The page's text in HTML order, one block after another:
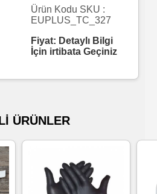
Ürün Kodu SKU :
EUPLUS_TC_327
Fiyat: Detaylı Bilgi
İçin irtibata Geçiniz
ÜRÜNLER